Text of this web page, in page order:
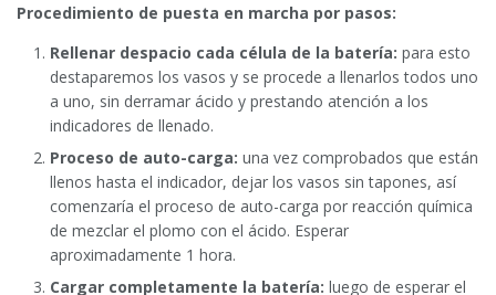
Procedimiento de puesta en marcha por pasos:
Rellenar despacio cada célula de la batería: para esto
destaparemos los vasos y se procede a llenarlos todos uno
a uno, sin derramar ácido y prestando atención a los
indicadores de llenado.
Proceso de auto-carga: una vez comprobados que están
llenos hasta el indicador, dejar los vasos sin tapones, así
comenzaría el proceso de auto-carga por reacción química
de mezclar el plomo con el ácido. Esperar
aproximadamente 1 hora.
Cargar completamente la batería: luego de esperar el